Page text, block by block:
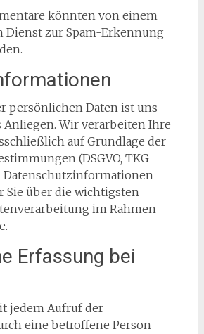
könnten von einem
Dienst zur Spam-Erkennung
persönlichen Daten ist uns
Anliegen. Wir verarbeiten Ihre
auf Grundlage der
(DSGVO, TKG
Datenschutzinformationen
über die wichtigsten
im Rahmen
Erfassung bei
jedem Aufruf der
eine betroffene Person